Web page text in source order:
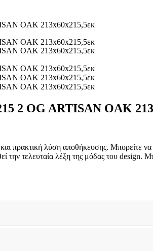
OG ARTISAN OAK
πρακτική λύση αποθήκευσης. Μπορείτε
τελευταία λέξη της μόδας του design.